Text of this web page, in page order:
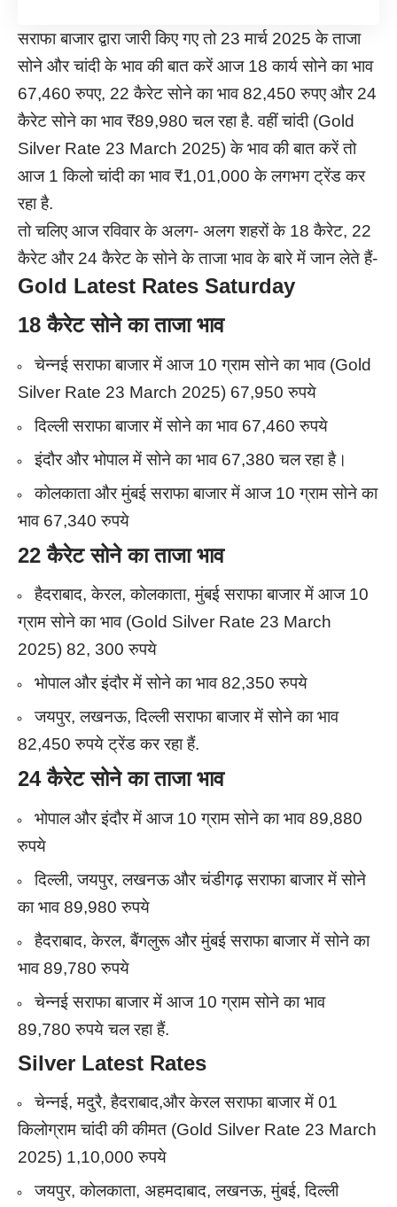
सराफा बाजार द्वारा जारी किए गए तो 23 मार्च 2025 के ताजा
सोने और चांदी के भाव की बात करें आज 18 कार्य सोने का भाव
67,460 रुपए, 22 कैरेट सोने का भाव 82,450 रुपए और 24
कैरेट सोने का भाव ₹89,980 चल रहा है. वहीं चांदी (Gold
Silver Rate 23 March 2025) के भाव की बात करें तो
आज 1 किलो चांदी का भाव ₹1,01,000 के लगभग ट्रेंड कर
रहा है.
तो चलिए आज रविवार के अलग- अलग शहरों के 18 कैरेट, 22
कैरेट और 24 कैरेट के सोने के ताजा भाव के बारे में जान लेते हैं-
Gold Latest Rates Saturday
18 कैरेट सोने का ताजा भाव
चेन्नई सराफा बाजार में आज 10 ग्राम सोने का भाव (Gold
Silver Rate 23 March 2025) 67,950 रुपये
दिल्ली सराफा बाजार में सोने का भाव 67,460 रुपये
इंदौर और भोपाल में सोने का भाव 67,380 चल रहा है।
कोलकाता और मुंबई सराफा बाजार में आज 10 ग्राम सोने का
भाव 67,340 रुपये
22 कैरेट सोने का ताजा भाव
हैदराबाद, केरल, कोलकाता, मुंबई सराफा बाजार में आज 10
ग्राम सोने का भाव (Gold Silver Rate 23 March
2025) 82, 300 रुपये
भोपाल और इंदौर में सोने का भाव 82,350 रुपये
जयपुर, लखनऊ, दिल्ली सराफा बाजार में सोने का भाव
82,450 रुपये ट्रेंड कर रहा हैं.
24 कैरेट सोने का ताजा भाव
भोपाल और इंदौर में आज 10 ग्राम सोने का भाव 89,880
रुपये
दिल्ली, जयपुर, लखनऊ और चंडीगढ़ सराफा बाजार में सोने
का भाव 89,980 रुपये
हैदराबाद, केरल, बैंगलुरू और मुंबई सराफा बाजार में सोने का
भाव 89,780 रुपये
चेन्नई सराफा बाजार में आज 10 ग्राम सोने का भाव
89,780 रुपये चल रहा हैं.
Silver Latest Rates
चेन्नई, मदुरै, हैदराबाद,और केरल सराफा बाजार में 01
किलोग्राम चांदी की कीमत (Gold Silver Rate 23 March
2025) 1,10,000 रुपये
जयपुर, कोलकाता, अहमदाबाद, लखनऊ, मुंबई, दिल्ली